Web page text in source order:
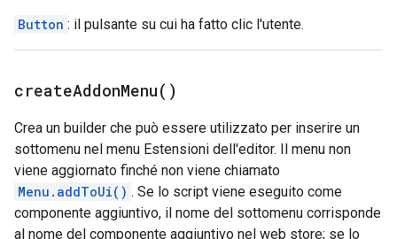
Button : il pulsante su cui ha fatto clic l'utente.
createAddonMenu( )
Crea un builder che può essere utilizzato per inserire un
sottomenu nel menu Estensioni dell'editor. Il menu non
viene aggiornato finché non viene chiamato
Menu.addToUi() . Se lo script viene eseguito come
componente aggiuntivo, il nome del sottomenu corrisponde
al nome del componente aggiuntivo nel web store; se lo